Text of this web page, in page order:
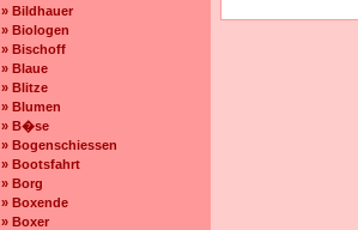
» Bildhauer
» Biologen
» Bischoff
» Blaue
» Blitze
» Blumen
» B�se
» Bogenschiessen
» Bootsfahrt
» Borg
» Boxende
» Boxer